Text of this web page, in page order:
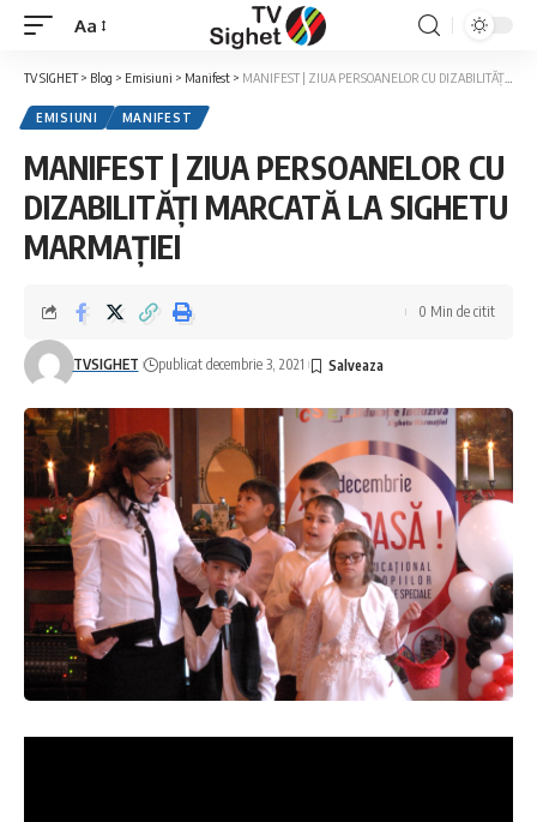
Font
Resizer
Aa
TV SIGHET> Blog > Emisiuni > Manifest > MANIFEST | ZIUA PERSOANELOR CU DIZABILITĂȚI MARCATĂ LA SIGHETU MARMAȚIEI
EMISIUNI MANIFEST
MANIFEST | ZIUA PERSOANELOR CU
DIZABILITĂȚI MARCATĂ LA SIGHETU
MARMAȚIEI
TVSIGHET publicat decembrie 3, 2021
0 Min de citit